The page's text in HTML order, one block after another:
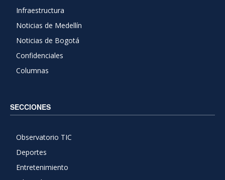
Infraestructura
Noticias de Medellín
Noticias de Bogotá
Confidenciales
Columnas
SECCIONES
Observatorio TIC
Deportes
Entretenimiento